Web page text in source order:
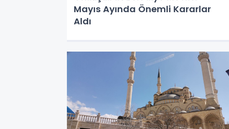
Mayıs Ayında Önemli Kararlar
Aldı